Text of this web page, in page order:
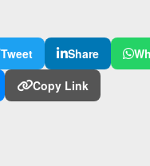
Tweet Share
Copy Link